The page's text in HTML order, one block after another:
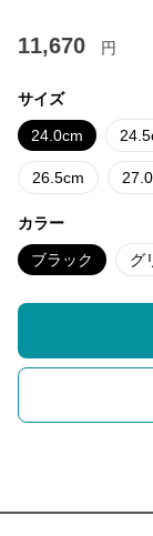
11,670 円
サイズ
24.0cm
26.5cm
カラー
ブラック グ